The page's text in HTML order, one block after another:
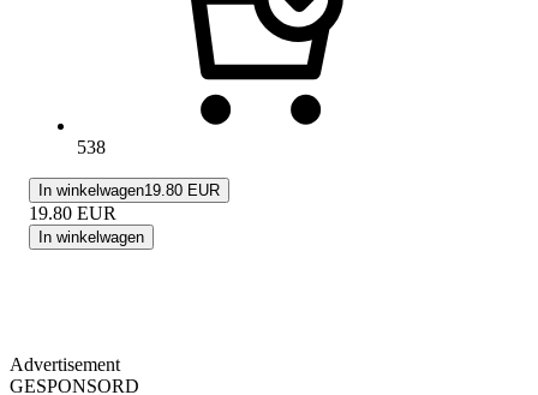
538
In winkelwagen19.80 EUR
19.80 EUR
In winkelwagen
Advertisement
GESPONSORD